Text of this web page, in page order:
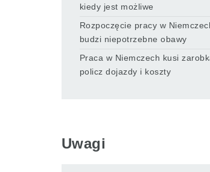
kiedy jest możliwe
Rozpoczęcie pracy w
budzi niepotrzebne obawy
Praca w Niemczech kusi
policz dojazdy i koszty
Uwagi